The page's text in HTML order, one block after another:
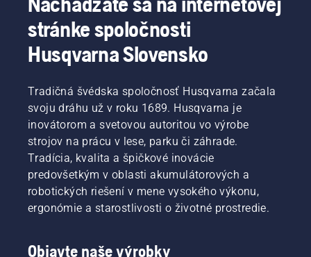
stránke spoločnosti
Husqvarna Slovensko
Tradičná švédska spoločnosť Husqvarna začala
svoju dráhu už v roku 1689. Husqvarna je
inovátorom a svetovou autoritou vo výrobe
strojov na prácu v lese, parku či záhrade.
Tradícia, kvalita a špičkové inovácie
predovšetkým v oblasti akumulátorových a
robotických riešení v mene vysokého výkonu,
ergonómie a starostlivosti o životné prostredie.
Objavte naše výrobky